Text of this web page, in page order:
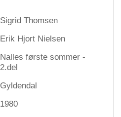
Sigrid Thomsen
Erik Hjort Nielsen
Nalles første sommer -
2.del
Gyldendal
1980